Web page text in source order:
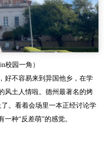
校园一角）
好不容易来到异国他乡，在学
风土人情啦。德州最著名的烤
。看着会场里一本正经讨论学
种“反差萌”的感觉。